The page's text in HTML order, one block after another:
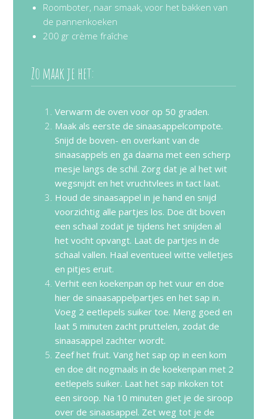
Roomboter, naar smaak, voor het bakken van
de pannenkoeken
200 gr crème fraîche
Zo maak je het:
Verwarm de oven voor op 50 graden.
Maak als eerste de sinaasappelcompote.
Snijd de boven- en overkant van de
sinaasappels en ga daarna met een scherp
mesje langs de schil. Zorg dat je al het wit
wegsnijdt en het vruchtvlees in tact laat.
Houd de sinaasappel in je hand en snijd
voorzichtig alle partjes los. Doe dit boven
een schaal zodat je tijdens het snijden al
het vocht opvangt. Laat de partjes in de
schaal vallen. Haal eventueel witte velletjes
en pitjes eruit.
Verhit een koekenpan op het vuur en doe
hier de sinaasappelpartjes en het sap in.
Voeg 2 eetlepels suiker toe. Meng goed en
laat 5 minuten zacht pruttelen, zodat de
sinaasappel zachter wordt.
Zeef het fruit. Vang het sap op in een kom
en doe dit nogmaals in de koekenpan met 2
eetlepels suiker. Laat het sap inkoken tot
een siroop. Na 10 minuten giet je de siroop
over de sinaasappel. Zet weg tot je de